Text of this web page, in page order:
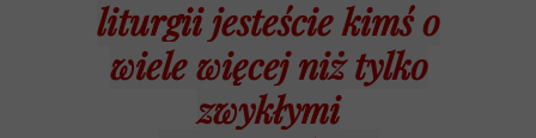
liturgii jesteście kimś o
wiele więcej niż tylko
zwykłymi